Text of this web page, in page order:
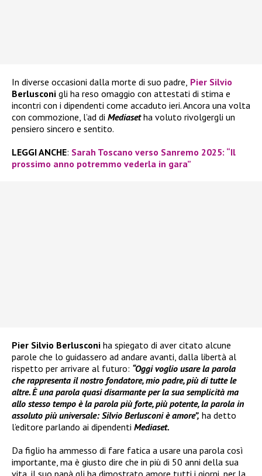
In diverse occasioni dalla morte di suo padre, Pier Silvio
Berlusconi gli ha reso omaggio con attestati di stima e
incontri con i dipendenti come accaduto ieri. Ancora una volta
con commozione, l’ad di Mediasetha voluto rivolgergli un
pensiero sincero e sentito.
LEGGI ANCHE: Sarah Toscano verso Sanremo 2025: “Il
prossimo anno potremmo vederla in gara”
Pier Silvio Berlusconi ha spiegato di aver citato alcune
parole che lo guidassero ad andare avanti, dalla libertà al
rispetto per arrivare al futuro: “Oggi voglio usare la parola
che rappresenta il nostro fondatore, mio padre, più di tutte le
altre. È una parola quasi disarmante per la sua semplicità ma
allo stesso tempo è la parola più forte, più potente, la parola in
assoluto più universale: Silvio Berlusconi è amore”, ha detto
l’editore parlando ai dipendenti Mediaset.
Da figlio ha ammesso di fare fatica a usare una parola così
importante, ma è giusto dire che in più di 50 anni della sua